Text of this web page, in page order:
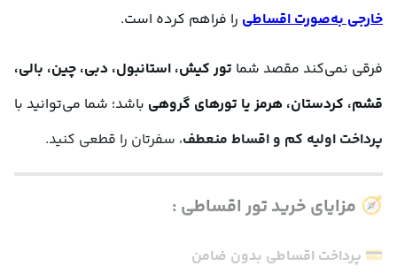
خارجی به‌صورت اقساطی
را فراهم کرده است.
فرقی نمی‌کند مقصد شما
قشم، کردستان، هرمز یا تورهای گروهی باشد؛ شما می‌توانید با
پرداخت اولیه کم و اقساط منعطف، سفرتان را قطعی کنید.
🧭 مزایای خرید تور اقساطی :
💳 پرداخت اقساطی بدون ضامن